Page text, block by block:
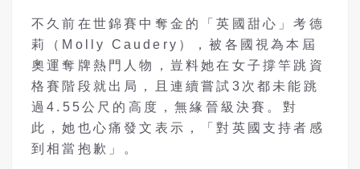
不久前在世錦賽中奪金的「英國甜心」考德
莉（Molly Caudery），被各國視為本屆
奧運奪牌熱門人物，豈料她在女子撐竿跳資
格賽階段就出局，且連續嘗試3次都未能跳
過4.55公尺的高度，無緣晉級決賽。對
此，她也心痛發文表示，「對英國支持者感
到相當抱歉」。